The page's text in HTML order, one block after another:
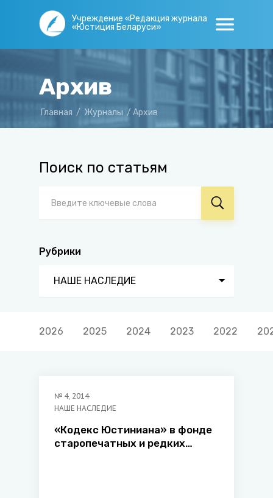
Учреждение «Редакция журнала
«Юстиция Беларуси»
Архив
Главная / Журналы / Архив
Поиск по статьям
Рубрики
НАШЕ НАСЛЕДИЕ
2026 2025 2024 2023 2022
№ 4, 2014
НАШЕ НАСЛЕДИЕ
«Кодекс Юстиниана» в фонде
старопечатных и редких